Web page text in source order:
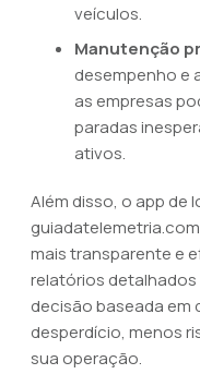
veículos.
Manutenção
desempenho e
as empresas
paradas
ativos.
Além disso, o app de
mais transparente e
relatórios detalhados
decisão baseada em
desperdício, menos
sua operação.